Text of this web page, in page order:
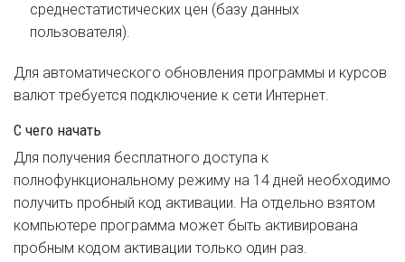
среднестатистических цен (базу данных
пользователя).
Для автоматического обновления программы и курсов
валют требуется подключение к сети Интернет.
С чего начать
Для получения бесплатного доступа к
полнофункциональному режиму на 14 дней необходимо
получить пробный код активации. На отдельно взятом
компьютере программа может быть активирована
пробным кодом активации только один раз.